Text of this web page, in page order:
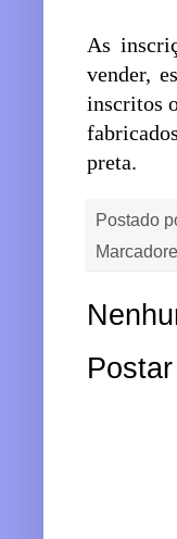
As
vender,
inscritos
preta.
Postado